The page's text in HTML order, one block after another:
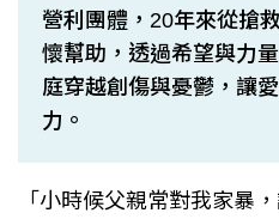
營利團體，20年來從搶
懷幫助，透過希望與力
庭穿越創傷與憂鬱，讓
力。
「小時候父親常對我家暴